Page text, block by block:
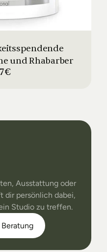
und Rhabarber
Ausstattung oder
dir persönlich dabei,
Studio zu treffen.